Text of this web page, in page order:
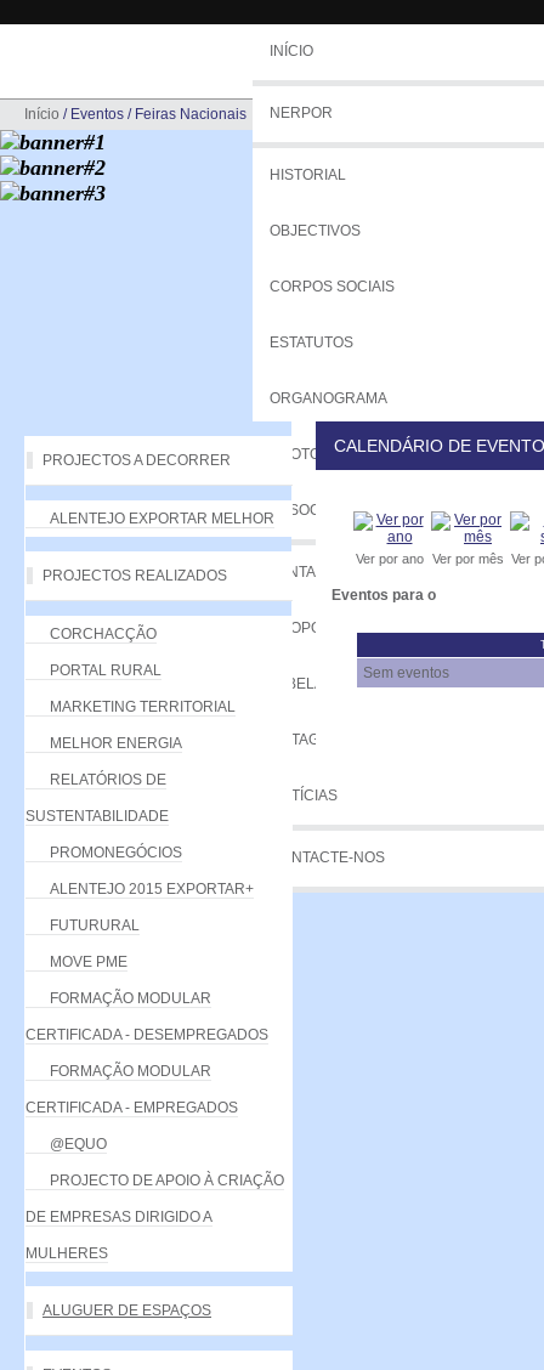
INÍCIO
NERPOR
HISTORIAL
OBJECTIVOS
CORPOS SOCIAIS
ESTATUTOS
ORGANOGRAMA
PROTOCOLOS
ASSOCIADOS
VANTAGENS
PROPOSTA
TABELA DE QUOTAS
LISTAGEM
NOTÍCIAS
CONTACTE-NOS
Início / Eventos / Feiras Nacionais
PROJECTOS A DECORRER
ALENTEJO EXPORTAR MELHOR
PROJECTOS REALIZADOS
CORCHACÇÃO
PORTAL RURAL
MARKETING TERRITORIAL
MELHOR ENERGIA
RELATÓRIOS DE
SUSTENTABILIDADE
PROMONEGÓCIOS
ALENTEJO 2015 EXPORTAR+
FUTURURAL
MOVE PME
FORMAÇÃO MODULAR
CERTIFICADA - DESEMPREGADOS
FORMAÇÃO MODULAR
CERTIFICADA - EMPREGADOS
@EQUO
PROJECTO DE APOIO À CRIAÇÃO
DE EMPRESAS DIRIGIDO A
MULHERES
ALUGUER DE ESPAÇOS
CALENDÁRIO DE
Ver por ano Ver por mês Ver
Eventos para o
Sem eventos